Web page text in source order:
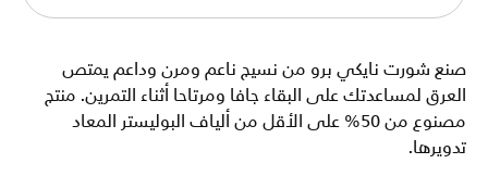
صنع شورت نايكي برو من نسيج ناعم ومرن وداعم يمتص
العرق لمساعدتك على البقاء جافا ومرتاحا أثناء التمرين. منتج
مصنوع من 50% على الأقل من ألياف البوليستر المعاد
تدويرها.